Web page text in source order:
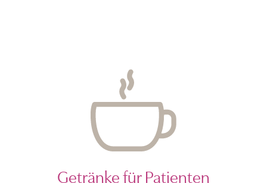
Getränke für Patienten